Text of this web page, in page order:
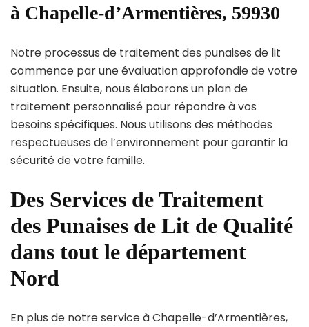
à Chapelle-d’Armentières, 59930
Notre processus de traitement des punaises de lit
commence par une évaluation approfondie de votre
situation. Ensuite, nous élaborons un plan de
traitement personnalisé pour répondre à vos
besoins spécifiques. Nous utilisons des méthodes
respectueuses de l’environnement pour garantir la
sécurité de votre famille.
Des Services de Traitement
des Punaises de Lit de Qualité
dans tout le département
Nord
En plus de notre service à Chapelle-d’Armentières,